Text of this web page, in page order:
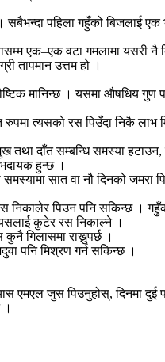
सबैभन्दा पहिला गहुँको बिजलाई
एक–एक वटा गमलामा यसरी
तापमान उत्तम हो ।
मानिन्छ । यसमा औषधिय गुण
रुपमा त्यसको रस पिउँदा निकै
तथा दाँत सम्बन्धि समस्या
हुन्छ ।
सात वा नौ दिनको जमरा
निकालेर पिउन पनि सकिन्छ ।
कुटेर रस निकाल्ने ।
गिलासमा राख्नुपर्छ ।
पनि मिश्रण गर्न सकिन्छ ।
एमएल जुस पिउनुहोस्, दिनमा दुई
।